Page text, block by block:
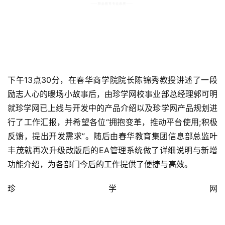
下午13点30分，在春华商学院院长陈锦秀教授讲述了一段
励志人心的暖场小故事后，由珍学网校事业部总经理郭可明
就珍学网已上线与开发中的产品介绍以及珍学网产品规划进
行了工作汇报，并希望各位“拥抱变革，推动平台使用;积极
反馈，提出开发需求”。随后由春华教育集团信息部总监叶
丰茂就再次升级改版后的EA管理系统做了详细说明与新增
功能介绍，为各部门今后的工作提供了便捷与高效。
珍学网